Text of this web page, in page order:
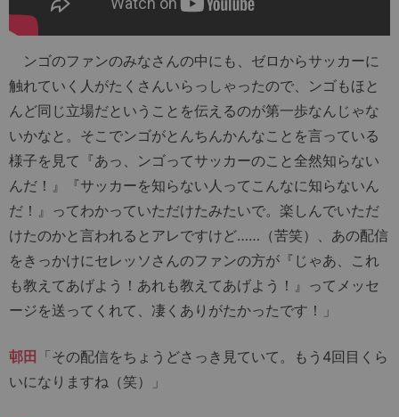
ンゴのファンのみなさんの中にも、ゼロからサッカーに
触れていく人がたくさんいらっしゃったので、ンゴもほと
んど同じ立場だということを伝えるのが第一歩なんじゃな
いかなと。そこでンゴがとんちんかんなことを言っている
様子を見て『あっ、ンゴってサッカーのこと全然知らない
んだ！』『サッカーを知らない人ってこんなに知らないん
だ！』ってわかっていただけたみたいで。楽しんでいただ
けたのかと言われるとアレですけど……（苦笑）、あの配信
をきっかけにセレッソさんのファンの方が『じゃあ、これ
も教えてあげよう！あれも教えてあげよう！』ってメッセ
ージを送ってくれて、凄くありがたかったです！」
邨田 「その配信をちょうどさっき見ていて。もう4回目くら
いになりますね（笑）」